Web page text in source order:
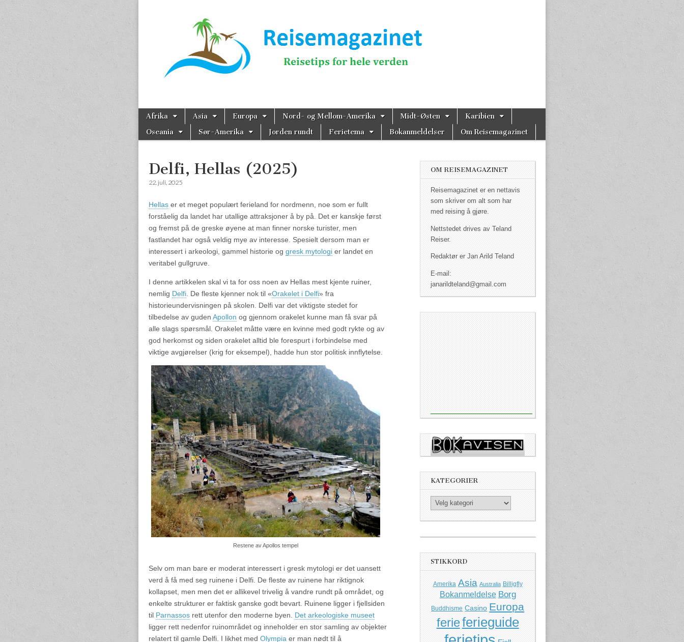
Reisemagazinet
Skip to content
Afrika Asia Europa Nord- og Mellom-Amerika Midt-Østen
Karibien
Oseania
Sør-Amerika Jorden rundt Ferietema Bokanmeldelser Om Reisemagazinet
Delfi, Hellas (2025)
22. juli, 2025
Hellas er et meget populært ferieland for nordmenn, noe som er fullt
forståelig da landet har utallige attraksjoner å by på. Det er kanskje først
og fremst på de greske øyene at man finner norske turister, men
fastlandet har også veldig mye av interesse. Spesielt dersom man er
interessert i arkeologi, gammel historie og gresk mytologi er landet en
veritabel gullgruve.
I denne artikkelen skal vi ta for oss noen av Hellas mest kjente ruiner,
nemlig Delfi. De fleste kjenner nok til «Orakelet i Delfi» fra
historieundervisningen på skolen. Delfi var det viktigste stedet for
tilbedelse av guden Apollon og gjennom orakelet kunne man få svar på
alle slags spørsmål. Orakelet måtte være en kvinne med godt rykte og av
god herkomst og siden orakelet alltid ble forespurt i forbindelse med
viktige avgjørelser (krig for eksempel), hadde hun stor politisk innflytelse.
Restene av Apollos tempel
Selv om man bare er moderat interessert i gresk mytologi er det uansett
verd å få med seg ruinene i Delfi. De fleste av ruinene har riktignok
kollapset, men men det er allikevel trivelig å vandre rundt på området, og
enkelte strukturer er faktisk ganske godt bevart. Ruinene ligger i fjellsiden
til Parnassos rett utenfor den moderne byen. Det arkeologiske museet
ligger rett nedenfor ruinområdet og inneholder en stor samling av objekter
relatert til gamle Delfi. I likhet med Olympia er man nødt til å
OM REISEMAGAZINET
Reisemagazinet er en nettavis
som skriver om alt som har
med reising å gjøre.
Nettstedet drives av Teland
Reiser.
Redaktør er Jan Arild Teland
E-mail:
janarildteland@gmail.com
KATEGORIER
Kategorier
STIKKORD
Amerika Asia Australia Billigfly
Bokanmeldelse Borg
Buddhisme Casino Europa
ferieferieguide